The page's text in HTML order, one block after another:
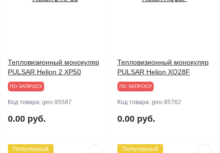
Тепловизионный монокуляр
PULSAR Helion 2 XP50
ПО ЗАПРОСУ
Код товара: geo-95587
0.00 руб.
Тепловизионный монокуляр
PULSAR Helion XQ28F
ПО ЗАПРОСУ
Код товара: geo-85762
0.00 руб.
Популярный Популярный